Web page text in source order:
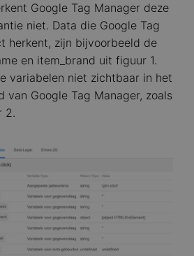
Google Tag Manager deze
niet. Data die Google Tag
herkent, zijn bijvoorbeeld de
en item_brand uit figuur 1.
variabelen niet zichtbaar in het
van Google Tag Manager, zoals
2.